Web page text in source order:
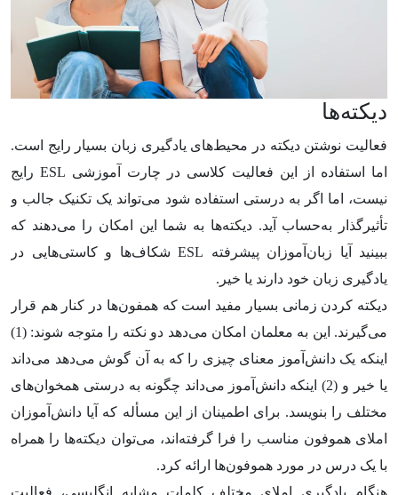
دیکته‌ها
فعالیت نوشتن دیکته در محیط‌های یادگیری زبان بسیار رایج است.
اما استفاده از این فعالیت کلاسی در چارت آموزشی ESL رایج
نیست، اما اگر به درستی استفاده شود می‌تواند یک تکنیک جالب و
تأثیرگذار به‌حساب آید. دیکته‌ها به شما این امکان را می‌دهند که
ببینید آیا زبان‌آموزان پیشرفته ESL شکاف‌ها و کاستی‌هایی در
یادگیری زبان خود دارند یا خیر.
دیکته‌ کردن زمانی بسیار مفید است که همفون‌ها در کنار هم قرار
می‌گیرند. این به معلمان امکان می‌دهد دو نکته را متوجه شوند: (1)
اینکه یک دانش‌آموز معنای چیزی را که به آن گوش می‌دهد می‌داند
یا خیر و (2) اینکه دانش‌آموز می‌داند چگونه به درستی همخوان‌های
مختلف را بنویسد. برای اطمینان از این مسأله که آیا دانش‌آموزان
املای هموفون مناسب را فرا گرفته‌اند، می‌توان دیکته‌ها را همراه
با یک درس در مورد هموفون‌ها ارائه کرد.